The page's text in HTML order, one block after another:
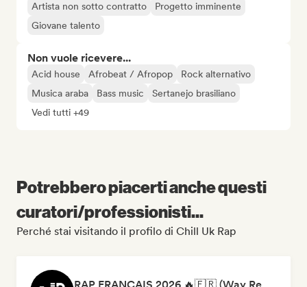
Artista non sotto contratto
Progetto imminente
Giovane talento
Non vuole ricevere...
Acid house Afrobeat / Afropop
Rock alternativo
Musica araba
Bass music
Sertanejo brasiliano
Vedi tutti +49
Potrebbero piacerti anche questi
curatori/professionisti...
Perché stai visitando il profilo di Chill Uk Rap